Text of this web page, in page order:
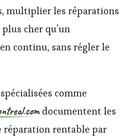
multiplier les réparations
cher qu’un
continu, sans régler le
comme
documentent les
réparation rentable par